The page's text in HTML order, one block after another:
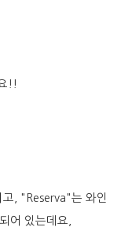
!!
, "Reserva"는 와인
어 있는데요,